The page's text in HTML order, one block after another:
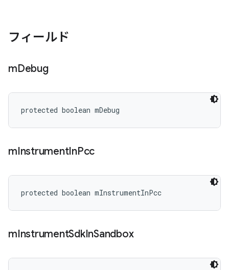
フィールド
mDebug
protected boolean mDebug
mInstrumentInPcc
protected boolean mInstrumentInPcc
mInstrumentSdkInSandbox